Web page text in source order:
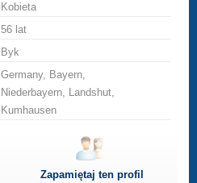
Kobieta
56 lat
Byk
Germany, Bayern,
Niederbayern, Landshut,
Kumhausen
Zapamiętaj ten profil